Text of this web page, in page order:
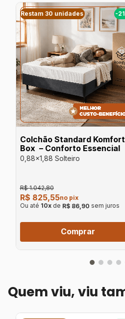
Restam 30 unidades -
Colchão Standard
Box – Conforto Essencial
0,88x1,88 Solteiro
R$ 1.042,80
R$ 825,55no pix
Ou até 10xde R$ 86,90 sem juros
Comprar
Quem viu, viu